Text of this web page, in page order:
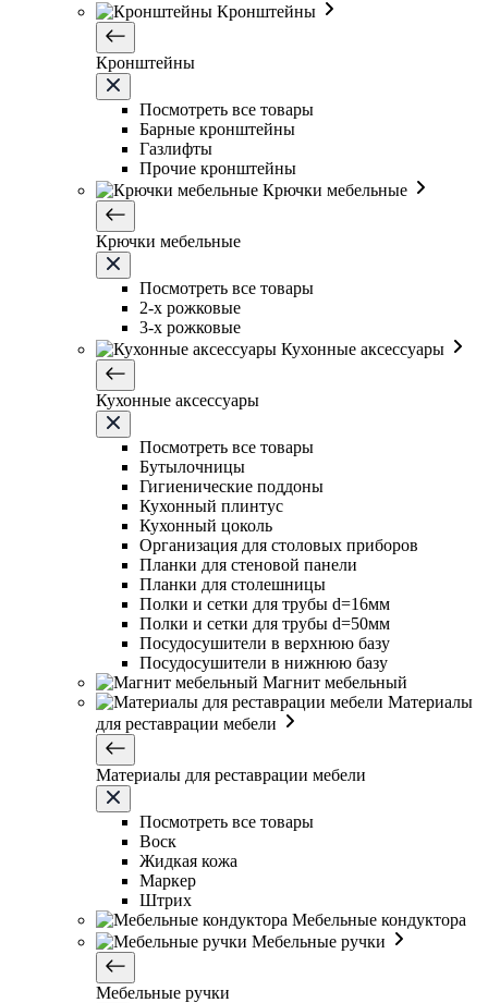
Кронштейны
Кронштейны
Посмотреть все товары
Барные кронштейны
Газлифты
Прочие кронштейны
Крючки мебельные
Крючки мебельные
Посмотреть все товары
2-х рожковые
3-х рожковые
Кухонные аксессуары
Кухонные аксессуары
Посмотреть все товары
Бутылочницы
Гигиенические поддоны
Кухонный плинтус
Кухонный цоколь
Организация для столовых приборов
Планки для стеновой панели
Планки для столешницы
Полки и сетки для трубы d=16мм
Полки и сетки для трубы d=50мм
Посудосушители в верхнюю базу
Посудосушители в нижнюю базу
Магнит мебельный
Материалы
для реставрации мебели
Материалы для реставрации мебели
Посмотреть все товары
Воск
Жидкая кожа
Маркер
Штрих
Мебельные кондуктора
Мебельные ручки
Мебельные ручки